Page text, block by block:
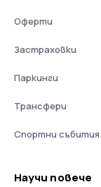
Оферти
Застраховки
Паркинги
Трансфери
Спортни събития
Научи повече